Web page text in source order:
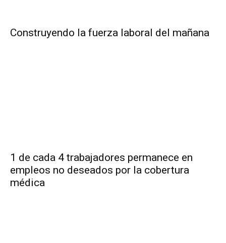
Construyendo la fuerza laboral del mañana
1 de cada 4 trabajadores permanece en
empleos no deseados por la cobertura
médica